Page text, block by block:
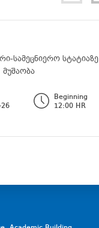
სამეცნიერო სტატიაზე
მუშაობა
26
Beginning
12:00 HR